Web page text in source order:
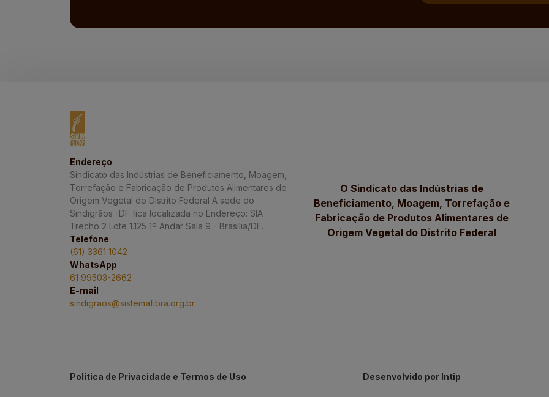
Endereço
Sindicato das Indústrias de Beneficiamento, Moagem,
Torrefação e Fabricação de Produtos Alimentares de
Origem Vegetal do Distrito Federal A sede do
Sindigrãos -DF fica localizada no Endereço: SIA
Trecho 2 Lote 1.125 1º Andar Sala 9 - Brasília/DF.
Telefone
(61) 3361 1042
WhatsApp
61 99503-2662
E-mail
sindigraos@sistemafibra.org.br
O Sindicato das Indústrias de
Beneficiamento, Moagem, Torrefação e
Fabricação de Produtos Alimentares de
Origem Vegetal do Distrito Federal
Política de Privacidade e Termos de Uso Desenvolvido por Intip